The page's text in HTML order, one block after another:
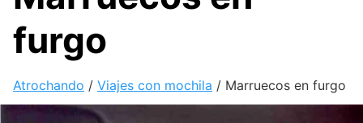
furgo
Atrochando / Viajes con mochila / Marruecos en furgo